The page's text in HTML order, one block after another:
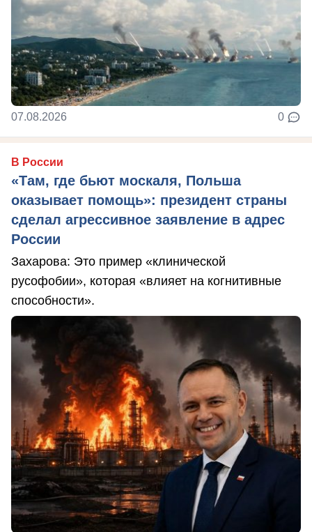
07.08.2026 0
В России
«Там, где бьют москаля, Польша
оказывает помощь»: президент страны
сделал агрессивное заявление в адрес
России
Захарова: Это пример «клинической
русофобии», которая «влияет на когнитивные
способности».